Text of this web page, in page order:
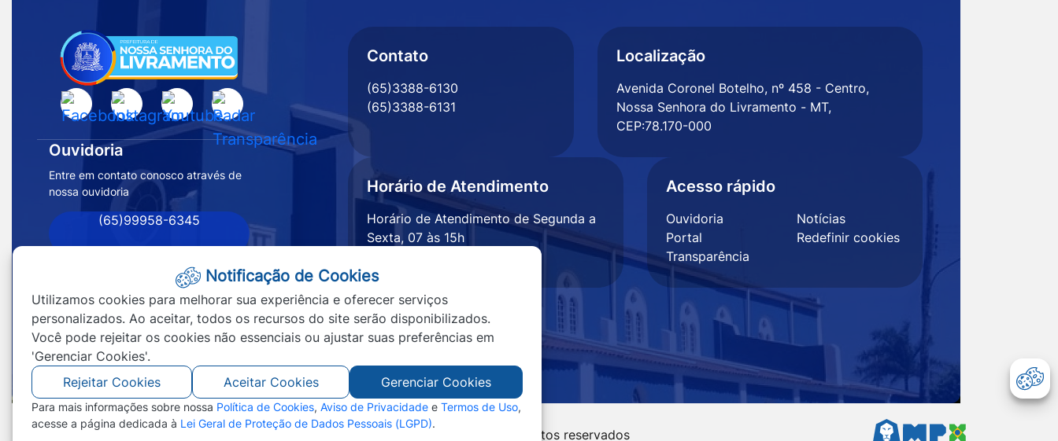
Acessar
Página
Inicial
de
Nossa
Senhora
do
Livramento
MT
Acessar
a
Rede
Social
Facebook
Acessar
a
Rede
Social
Instagram
Acessar
a
Social
Youtube
Acessar
a
Rede
Social
Transparência
Ouvidoria
Entre em contato conosco através de
nossa ouvidoria
(65)99958-6345
Contato
(65)3388-6130
(65)3388-6131
Localização
Avenida Coronel Botelho, nº 458 - Centro,
Nossa Senhora do Livramento - MT,
CEP:78.170-000
Horário de Atendimento
Horário de Atendimento de Segunda a
Sexta, 07 às 15h
Acesso rápido
Ouvidoria
Notícias
Portal
Transparência
Redefinir cookies
©2026 - Prefeitura de Nossa Senhora do Livramento - MT - Todos os direitos reservados
Notificação de Cookies
Utilizamos cookies para melhorar sua experiência e oferecer serviços
personalizados. Ao aceitar, todos os recursos do site serão disponibilizados.
Você pode rejeitar os cookies não essenciais ou ajustar suas preferências em
'Gerenciar Cookies'.
Rejeitar Cookies
Aceitar Cookies Gerenciar Cookies
Para mais informações sobre nossa Política de Cookies, Aviso de Privacidade e Termos de Uso,
acesse a página dedicada à Lei Geral de Proteção de Dados Pessoais (LGPD).